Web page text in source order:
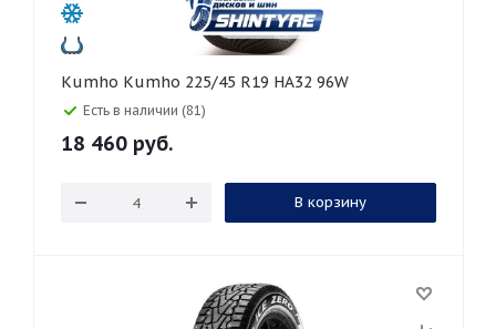
Kumho Kumho 225/45 R19 HA32 96W
Есть в наличии (81)
18 460 руб.
В корзину